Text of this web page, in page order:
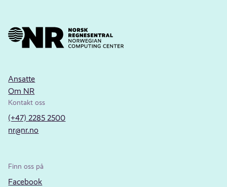
Ansatte
Om NR
Kontakt oss
(+47) 2285 2500
nr@nr.no
Finn oss på
Facebook